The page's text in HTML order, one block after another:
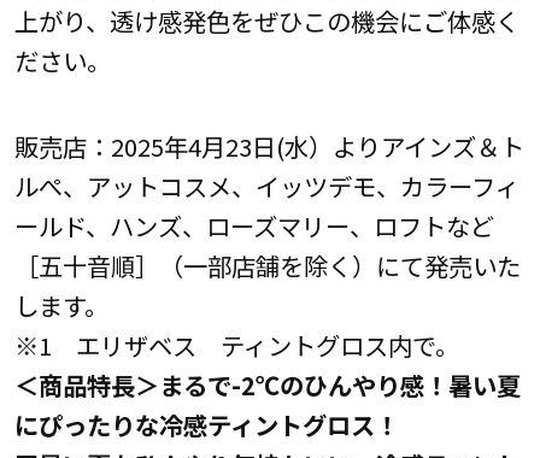
上がり、透け感発色をぜひこの機会にご体感く
ださい。
販売店：2025年4月23日(水）よりアインズ＆ト
ルぺ、アットコスメ、イッツデモ、カラーフィ
ールド、ハンズ、ローズマリー、ロフトなど
［五十音順］（一部店舗を除く）にて発売いた
します。
※1 エリザベス ティントグロス内で。
＜商品特長＞まるで-2℃のひんやり感！暑い夏
にぴったりな冷感ティントグロス！